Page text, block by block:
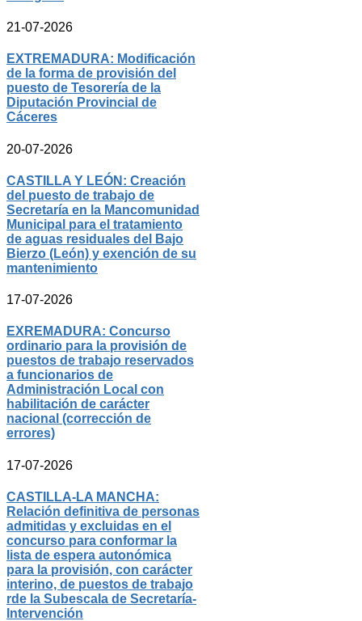
21-07-2026
EXTREMADURA: Modificación
de la forma de provisión del
puesto de Tesorería de la
Diputación Provincial de
Cáceres
20-07-2026
CASTILLA Y LEÓN: Creación
del puesto de trabajo de
Secretaría en la Mancomunidad
Municipal para el tratamiento
de aguas residuales del Bajo
Bierzo (León) y exención de su
mantenimiento
17-07-2026
EXREMADURA: Concurso
ordinario para la provisión de
puestos de trabajo reservados
a funcionarios de
Administración Local con
habilitación de carácter
nacional (corrección de
errores)
17-07-2026
CASTILLA-LA MANCHA:
Relación definitiva de personas
admitidas y excluidas en el
concurso para conformar la
lista de espera autonómica
para la provisión, con carácter
interino, de puestos de trabajo
rde la Subescala de Secretaría-
Intervención